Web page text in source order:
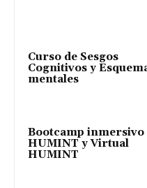
Curso de Sesgos
Cognitivos y
mentales
Bootcamp inmersivo
HUMINT y Virtual
HUMINT